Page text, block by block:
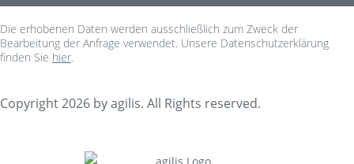
Die erhobenen Daten werden ausschließlich zum Zweck der
Bearbeitung der Anfrage verwendet. Unsere Datenschutzerklärung
finden Sie hier.
Copyright 2026 by agilis. All Rights reserved.